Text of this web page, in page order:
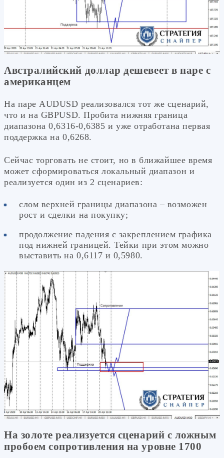
Австралийский доллар дешевеет в паре с
американцем
На паре AUDUSD реализовался тот же сценарий,
что и на GBPUSD. Пробита нижняя граница
диапазона 0,6316-0,6385 и уже отработана первая
поддержка на 0,6268.
Сейчас торговать не стоит, но в ближайшее время
может сформироваться локальный диапазон и
реализуется один из 2 сценариев:
слом верхней границы диапазона – возможен
рост и сделки на покупку;
продолжение падения с закреплением графика
под нижней границей. Тейки при этом можно
выставить на 0,6117 и 0,5980.
На золоте реализуется сценарий с ложным
пробоем сопротивления на уровне 1700